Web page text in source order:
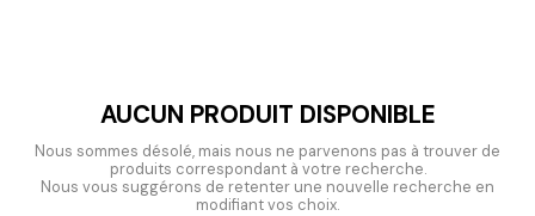
AUCUN PRODUIT DISPONIBLE
Nous sommes désolé, mais nous ne parvenons pas à trouver de
produits correspondant à votre recherche.
Nous vous suggérons de retenter une nouvelle recherche en
modifiant vos choix.